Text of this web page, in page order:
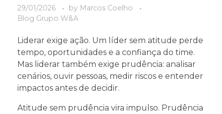
29/01/2026 by Marcos Coelho
Blog Grupo W&A
Liderar exige ação. Um líder sem atitude perde
tempo, oportunidades e a confiança do time.
Mas liderar também exige prudência: analisar
cenários, ouvir pessoas, medir riscos e entender
impactos antes de decidir.
Atitude sem prudência vira impulso. Prudência